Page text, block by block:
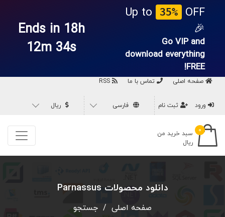
Up to 35%
OFF
🎉
Go VIP and
download everything
FREE!
Ends in 18h
12m 34s
صفحه اصلی تماس با ما
ورود ثبت نام فارسی ریال
۰
سبد خرید من
ریال
دانلود محصولات Parnassus
صفحه اصلی / جستجو